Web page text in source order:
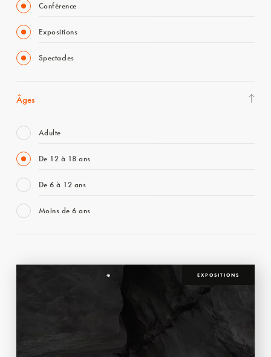
Conférence
Expositions
Spectacles
Âges
Adulte
De 12 à 18 ans
De 6 à 12 ans
Moins de 6 ans
EXPOSITIONS